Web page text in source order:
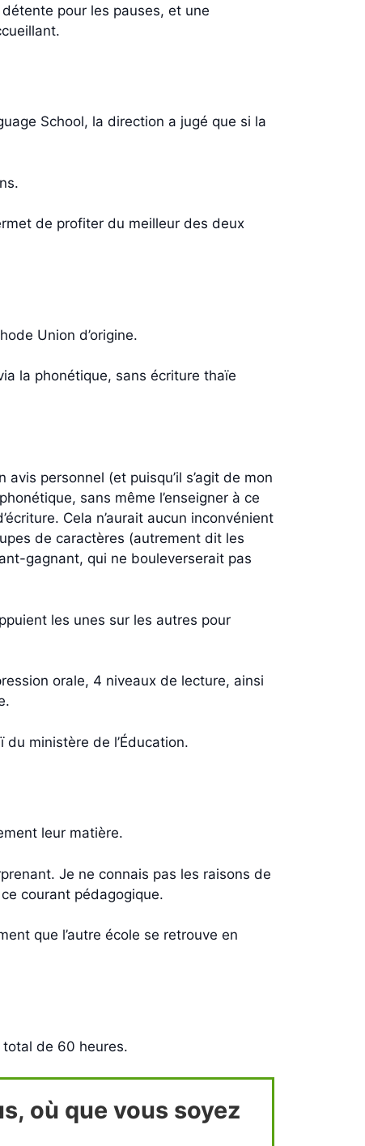
pour les pauses, et une
School, la direction a jugé que si la
de profiter du meilleur des deux
Union d’origine.
la phonétique, sans écriture thaïe
personnel (et puisqu’il s’agit de mon
sans même l’enseigner à ce
Cela n’aurait aucun inconvénient
de caractères (autrement dit les
gagnant, qui ne bouleverserait pas
les unes sur les autres pour
orale, 4 niveaux de lecture, ainsi
ministère de l’Éducation.
leur matière.
Je ne connais pas les raisons de
courant pédagogique.
que l’autre école se retrouve en
total de 60 heures.
où que vous soyez